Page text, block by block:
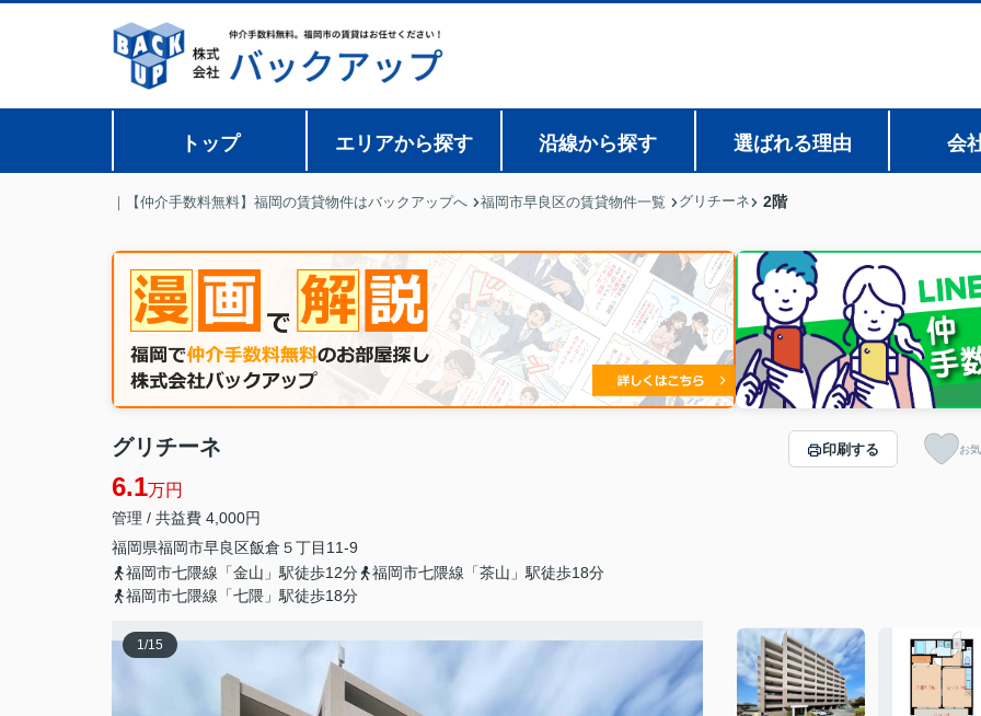
トップ エリアから探す 沿線から探す 選ばれる理由 会
｜【仲介手数料無料】福岡の賃貸物件はバックアップへ 福岡市早良区の賃貸物件一覧 グリチーネ 2階
グリチーネ
6.1万円
管理 / 共益費 4,000円
福岡県福岡市早良区飯倉 ５丁目11-9
福岡市七隈線「金山」駅徒歩12分
福岡市七隈線「茶山」駅徒歩18分
福岡市七隈線「七隈」駅徒歩18分
印刷する お
1/15